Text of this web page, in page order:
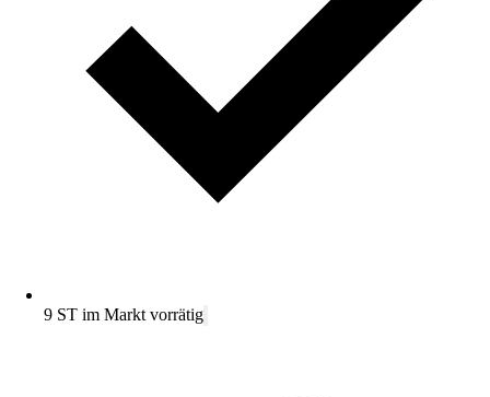
9 ST im Markt vorrätig